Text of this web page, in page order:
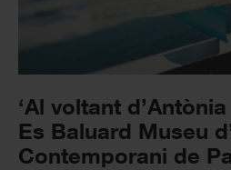
‘Al voltant
Es Baluard Museu
Contemporani de